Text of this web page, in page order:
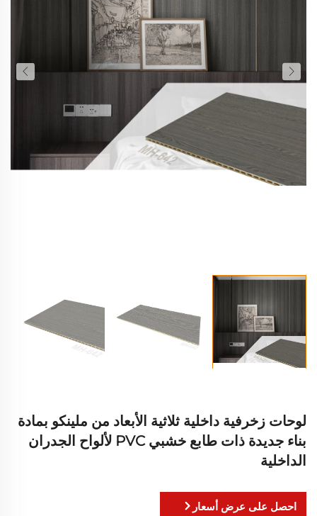
لوحات زخرفية داخلية ثلاثية الأبعاد من ملينكو بمادة
بناء جديدة ذات طابع خشبي PVC لألواح الجدران
الداخلية
احصل على عرض أسعار